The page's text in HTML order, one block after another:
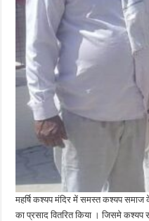
महर्षि कश्यप मंदिर में समस्त कश्यप
का प्रसाद वितरित किया । जिसमे